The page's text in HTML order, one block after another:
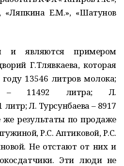
«Ляпкина Е.М.», «Шатунов
и являются примером
Г.Тлявкаева, которая
13546 литров молока;
– 11492 литра; Л.
литр; Л. Турсунбаева – 8917
же результаты по продаже
Р.С. Аптиковой, Р.С.
Не отстают от них и
Эти люди не